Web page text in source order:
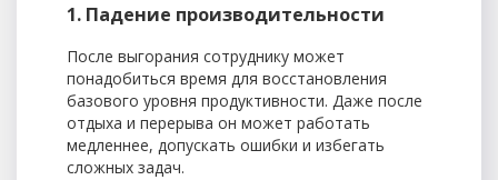
1. Падение производительности
После выгорания сотруднику может
понадобиться время для восстановления
базового уровня продуктивности. Даже после
отдыха и перерыва он может работать
медленнее, допускать ошибки и избегать
сложных задач.